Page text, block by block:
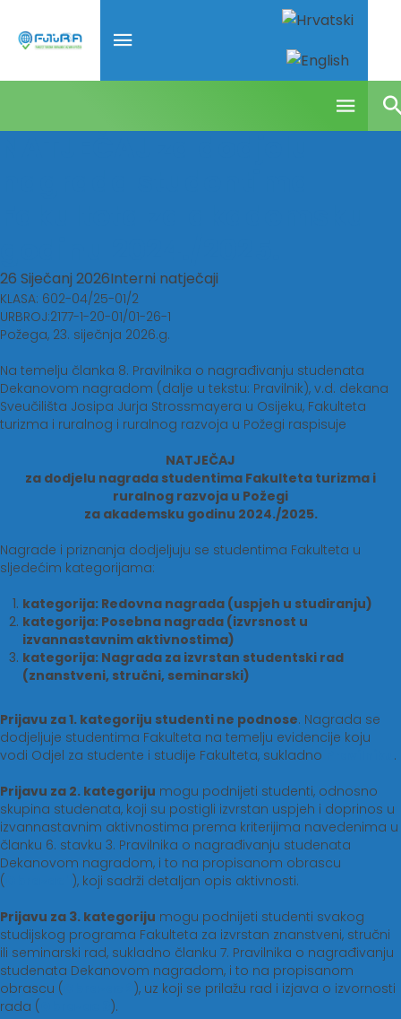
26 Siječanj 2026Interni natječaji
KLASA: 602-04/25-01/2
URBROJ:2177-1-20-01/01-26-1
Požega, 23. siječnja 2026.g.
Na temelju članka 8. Pravilnika o nagrađivanju studenata
Dekanovom nagradom (dalje u tekstu: Pravilnik), v.d. dekana
Sveučilišta Josipa Jurja Strossmayera u Osijeku, Fakulteta
turizma i ruralnog i ruralnog razvoja u Požegi raspisuje
NATJEČAJ
za dodjelu nagrada studentima Fakulteta turizma i
ruralnog razvoja u Požegi
za akademsku godinu 2024./2025.
Nagrade i priznanja dodjeljuju se studentima Fakulteta u
sljedećim kategorijama:
kategorija: Redovna nagrada (uspjeh u studiranju)
kategorija: Posebna nagrada (izvrsnost u
izvannastavnim aktivnostima)
kategorija: Nagrada za izvrstan studentski rad
(znanstveni, stručni, seminarski)
Prijavu za 1. kategoriju studenti ne podnose. Nagrada se
dodjeljuje studentima Fakulteta na temelju evidencije koju
vodi Odjel za studente i studije Fakulteta, sukladno
.
Prijavu za 2. kategoriju mogu podnijeti studenti, odnosno
skupina studenata, koji su postigli izvrstan uspjeh i doprinos u
izvannastavnim aktivnostima prema kriterijima navedenima u
članku 6. stavku 3. Pravilnika o nagrađivanju studenata
Dekanovom nagradom, i to na propisanom obrascu
(
), koji sadrži detaljan opis aktivnosti.
Prijavu za 3. kategoriju mogu podnijeti studenti svakog
studijskog programa Fakulteta za izvrstan znanstveni, stručni
ili seminarski rad, sukladno članku 7. Pravilnika o nagrađivanju
studenata Dekanovom nagradom, i to na propisanom
obrascu (
), uz koji se prilažu rad i izjava o izvornosti
rada (
).